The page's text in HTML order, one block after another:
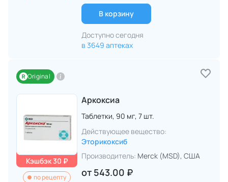
В корзину
Доступно сегодня
в 3649 аптеках
Original
Кэшбэк 30 ₽
по рецепту
Аркоксиа
Таблетки, 90 мг, 7 шт.
Действующее вещество:
Эторикоксиб
Производитель: Merck (MSD), США
от 543.00 ₽